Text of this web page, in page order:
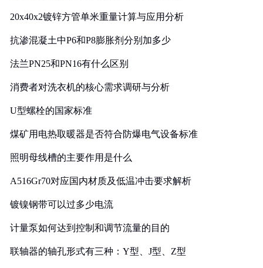
20x40x2镀锌方管单米重量计算与应用分析
抗渗混凝土中P6和P8膨胀剂分别加多少
法兰PN25和PN16有什么区别
消费者对洗衣机的核心需求调研与分析
U型螺栓的国家标准
煤矿用电热取暖器是否符合防爆电气设备标准
照明母线槽的主要作用是什么
A516Gr70对应国内材质及低温冲击要求解析
镀镍钢带可以过多少电流
计量泵如何达到控制和调节流量的目的
联轴器的轴孔形式有三种：Y型、J型、Z型